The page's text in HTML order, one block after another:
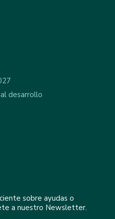
desarrollo
sobre ayudas o
a nuestro Newsletter.